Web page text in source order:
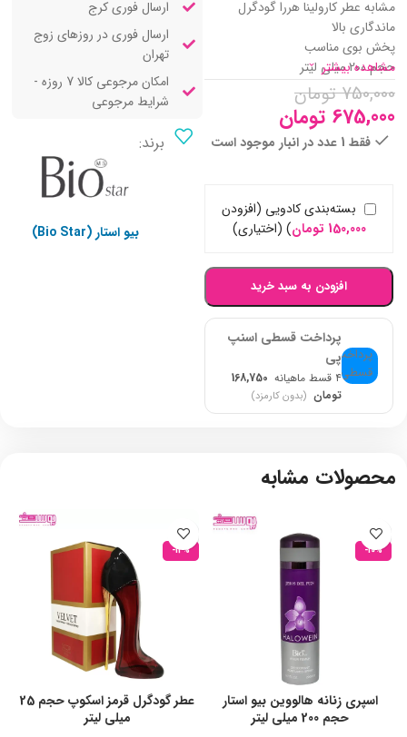
مشابه عطر کارولینا هررا گودگرل
ماندگاری بالا
پخش بوی مناسب
حجم 200 میلی لیتر
مشاهده بیشتر
750,000 تومان
675,000 تومان
فقط 1 عدد در انبار موجود است
بسته‌بندی کادویی (افزودن
150,000 تومان) (اختیاری)
افزودن به سبد خرید
پرداخت قسطی اسنپ
پی
۴ قسط ماهیانه
168,750
تومان (بدون کارمزد)
ارسال فوری کرج
ارسال فوری در روزهای زوج
تهران
امکان مرجوعی کالا 7 روزه -
شرایط مرجوعی
برند:
بیو استار (Bio Star)
محصولات مشابه
-10%
اسپری زنانه هالووین بیو استار
حجم 200 میلی لیتر
-12%
عطر گودگرل قرمز اسکوپ حجم 25
میلی لیتر